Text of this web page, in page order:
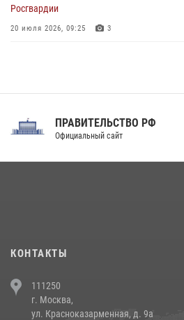
Росгвардии
20 июля 2026, 09:25 3
Праздник «Один день с Росгвардией» к
напавших на бригаду скорой помощи
14 июля 2026, 12:20
ПРАВИТЕЛЬСТВО РФ
Официальный сайт
КОНТАКТЫ
111250
г. Москва,
ул. Красноказарменная, д. 9а